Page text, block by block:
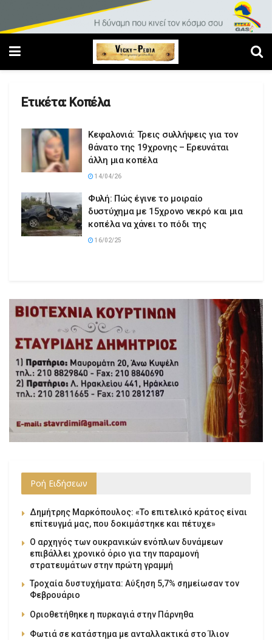
Ετικέτα: Κοπέλα
Κεφαλονιά: Τρεις συλλήψεις για τον
θάνατο της 19χρονης – Ερευνάται
άλλη μια κοπέλα
14/04/26
Φυλή: Πώς έγινε το μοιραίο
δυστύχημα με 15χρονο νεκρό και μια
κοπέλα να χάνει το πόδι της
16/02/25
Ροή Ειδήσεων
Δημήτρης Μαρκόπουλος: «Το επιτελικό κράτος είναι
επίτευγμά μας, που δοκιμάστηκε και πέτυχε»
Ο αρχηγός των ουκρανικών ενόπλων δυνάμεων
επιβάλλει χρονικό όριο για την παραμονή
στρατευμάτων στην πρώτη γραμμή
Τροχαία δυστυχήματα: Αύξηση 5,7% σημείωσαν τον
Φεβρουάριο
Οριοθετήθηκε η πυρκαγιά στην Πάρνηθα
Φωτιά σε κατάστημα με ανταλλακτικά στο Ίλιον